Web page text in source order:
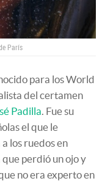
París
para los World
del certamen
Padilla . Fue su
el que le
los ruedos en
que perdió un ojo y
no era experto en